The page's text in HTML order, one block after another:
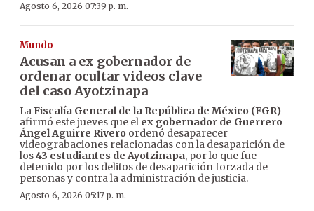
Agosto 6, 2026 07:39 p. m.
Mundo
Acusan a ex gobernador de
ordenar ocultar videos clave
del caso Ayotzinapa
LaFiscalía General de la República de México (FGR)
afirmó este jueves que el ex gobernador de Guerrero
Ángel Aguirre Rivero ordenó desaparecer
videograbaciones relacionadas con la desaparición de
los43 estudiantes de Ayotzinapa, por lo que fue
detenido por los delitos de desaparición forzada de
personas y contra la administración de justicia.
Agosto 6, 2026 05:17 p. m.